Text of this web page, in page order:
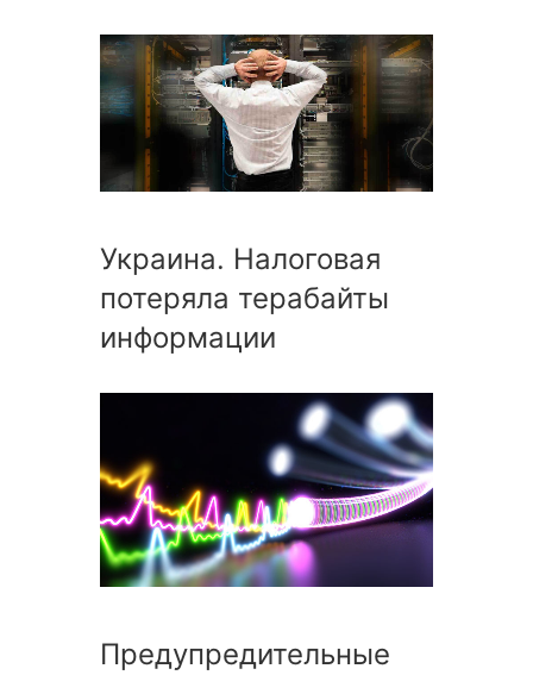
Украина. Налоговая
потеряла терабайты
информации
Предупредительные